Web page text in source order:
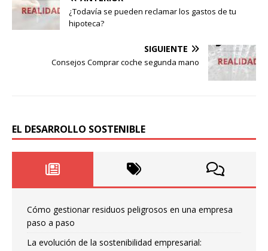
¿Todavía se pueden reclamar los gastos de tu
hipoteca?
SIGUIENTE
Consejos Comprar coche segunda mano
EL DESARROLLO SOSTENIBLE
Cómo gestionar residuos peligrosos en una empresa
paso a paso
La evolución de la sostenibilidad empresarial: